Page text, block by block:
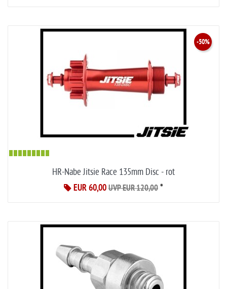
HR-Nabe Jitsie Race 135mm Disc - rot
EUR 60,00
-50%
UVP EUR 120,00 *